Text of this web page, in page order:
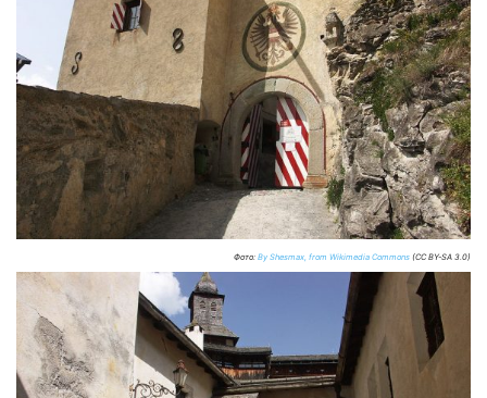
Фото: By Shesmax, from Wikimedia Commons (CC BY-SA 3.0)